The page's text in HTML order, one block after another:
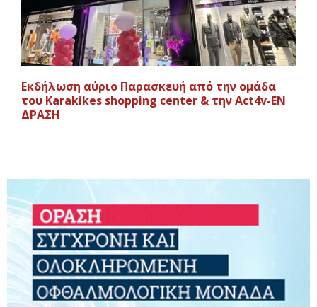
Εκδήλωση αύριο Παρασκευή από την ομάδα
του Κarakikes shopping center & την Αct4v-ΕΝ
ΔΡΑΣΗ